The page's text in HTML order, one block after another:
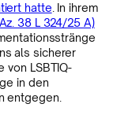
hatte . In ihrem
38 L 324/25 A)
als sicherer
von LSBTIQ-
in den
entgegen.